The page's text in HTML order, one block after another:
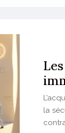
la